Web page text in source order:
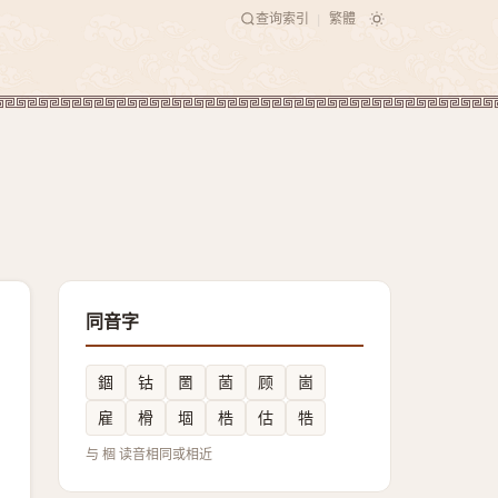
查询索引 繁體
同音字
錮 钴 䍛 䓢 顾
崮
雇
榾 堌 梏 估 牿
与 棝 读音相同或相近